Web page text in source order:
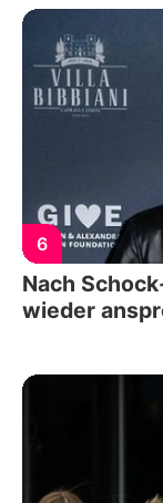
6
Nach
wieder